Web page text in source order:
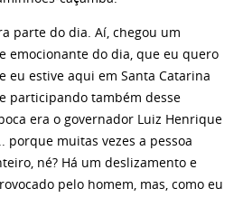
parte do dia. Aí, chegou um
emocionante do dia, que eu quero
eu estive aqui em Santa Catarina
participando também desse
era o governador Luiz Henrique
porque muitas vezes a pessoa
né? Há um deslizamento e
pelo homem, mas, como eu